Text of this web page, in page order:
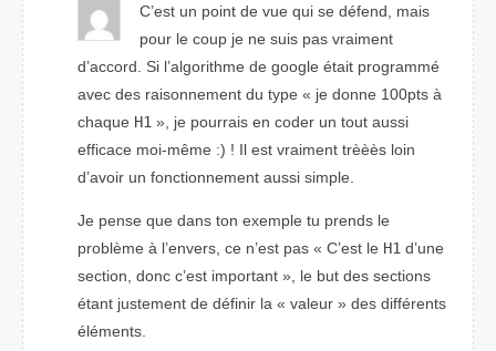
C’est un point de vue qui se défend, mais
pour le coup je ne suis pas vraiment
d’accord. Si l’algorithme de google était programmé
avec des raisonnement du type « je donne 100pts à
chaque H1 », je pourrais en coder un tout aussi
efficace moi-même :) ! Il est vraiment trèèès loin
d’avoir un fonctionnement aussi simple.
Je pense que dans ton exemple tu prends le
problème à l’envers, ce n’est pas
C’est le H1d’une
section, donc c’est important
, le but des sections
étant justement de définir la « valeur » des différents
éléments.